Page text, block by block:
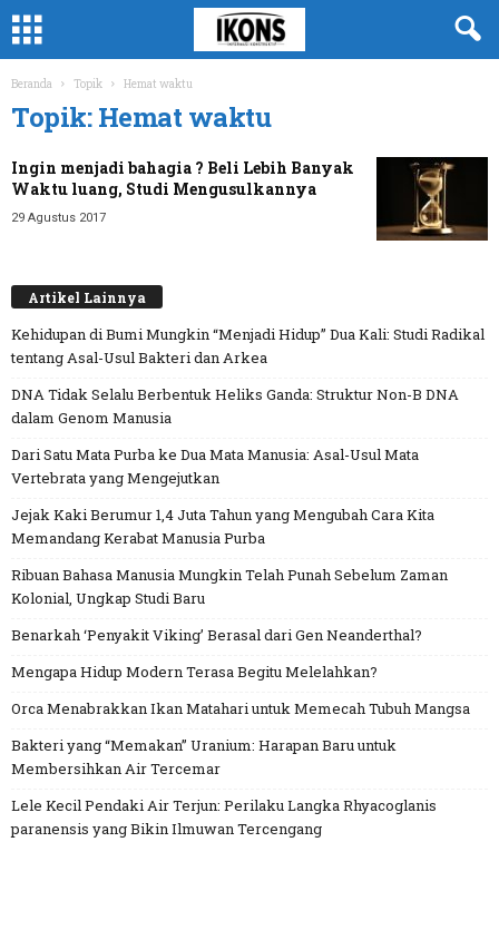
Beranda Topik Hemat waktu
Topik: Hemat waktu
Ingin menjadi bahagia ? Beli Lebih Banyak
Waktu luang, Studi Mengusulkannya
29 Agustus 2017
Artikel Lainnya
Kehidupan di Bumi Mungkin “Menjadi Hidup” Dua Kali: Studi Radikal
tentang Asal-Usul Bakteri dan Arkea
DNA Tidak Selalu Berbentuk Heliks Ganda: Struktur Non-B DNA
dalam Genom Manusia
Dari Satu Mata Purba ke Dua Mata Manusia: Asal-Usul Mata
Vertebrata yang Mengejutkan
Jejak Kaki Berumur 1,4 Juta Tahun yang Mengubah Cara Kita
Memandang Kerabat Manusia Purba
Ribuan Bahasa Manusia Mungkin Telah Punah Sebelum Zaman
Kolonial, Ungkap Studi Baru
Benarkah ‘Penyakit Viking’ Berasal dari Gen Neanderthal?
Mengapa Hidup Modern Terasa Begitu Melelahkan?
Orca Menabrakkan Ikan Matahari untuk Memecah Tubuh Mangsa
Bakteri yang “Memakan” Uranium: Harapan Baru untuk
Membersihkan Air Tercemar
Lele Kecil Pendaki Air Terjun: Perilaku Langka Rhyacoglanis
paranensis yang Bikin Ilmuwan Tercengang